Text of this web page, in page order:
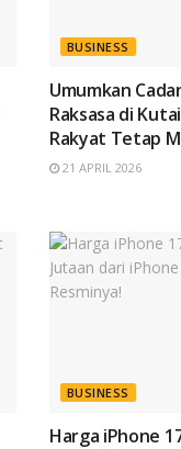
BUSINESS
Umumkan
Raksasa di
Rakyat Tetap
21 APRIL 2026
BUSINESS
Harga iPhone